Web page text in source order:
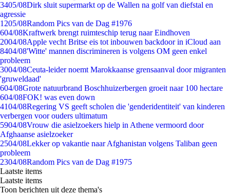
3405/08Dirk sluit supermarkt op de Wallen na golf van diefstal en
agressie
1205/08Random Pics van de Dag #1976
604/08Kraftwerk brengt ruimteschip terug naar Eindhoven
2004/08Apple vecht Britse eis tot inbouwen backdoor in iCloud aan
8404/08'Witte' mannen discrimineren is volgens OM geen enkel
probleem
3004/08Ceuta-leider noemt Marokkaanse grensaanval door migranten
'gruweldaad'
604/08Grote natuurbrand Boschhuizerbergen groeit naar 100 hectare
604/08FOK! was even down
4104/08Regering VS geeft scholen die 'genderidentiteit' van kinderen
verbergen voor ouders ultimatum
5904/08Vrouw die asielzoekers hielp in Athene vermoord door
Afghaanse asielzoeker
2504/08Lekker op vakantie naar Afghanistan volgens Taliban geen
probleem
2304/08Random Pics van de Dag #1975
Laatste items
Laatste items
Toon berichten uit deze thema's